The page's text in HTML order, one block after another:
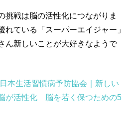
挑戦は脳の活性化につながりま
れている「スーパーエイジャー」
ん新しいことが大好きなようで
本生活習慣病予防協会｜新しい
が活性化 脳を若く保つための5